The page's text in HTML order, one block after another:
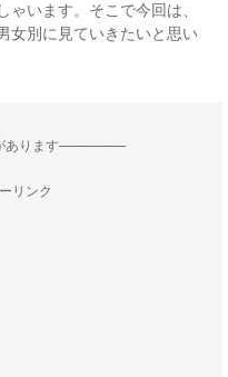
います。そこで今回は、
女別に見ていきたいと思い
ります--------------------
リンク